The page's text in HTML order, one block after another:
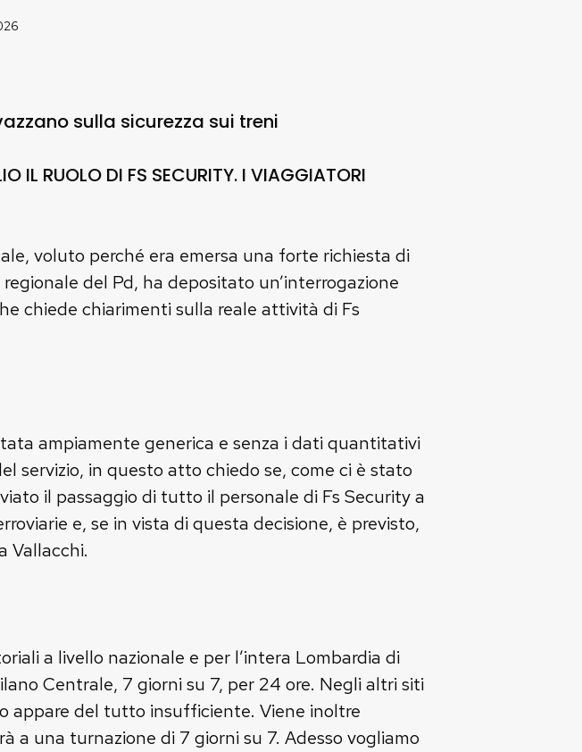
sulla sicurezza sui treni
IL RUOLO DI FS SECURITY. I VIAGGIATORI
voluto perché era emersa una forte richiesta di
del Pd, ha depositato un’interrogazione
chiede chiarimenti sulla reale attività di Fs
ampiamente generica e senza i dati quantitativi
servizio, in questo atto chiedo se, come ci è stato
il passaggio di tutto il personale di Fs Security a
e, se in vista di questa decisione, è previsto,
Vallacchi.
a livello nazionale e per l’intera Lombardia di
Centrale, 7 giorni su 7, per 24 ore. Negli altri siti
appare del tutto insufficiente. Viene inoltre
una turnazione di 7 giorni su 7. Adesso vogliamo